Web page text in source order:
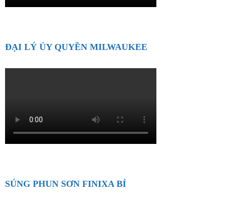
ĐẠI LÝ ỦY QUYỀN MILWAUKEE
SÚNG PHUN SƠN FINIXA BỈ